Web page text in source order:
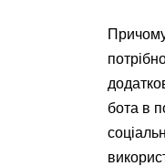
бота в